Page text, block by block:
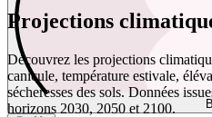
Projections
Découvrez les projections
canicule, température estivale,
sécheresses des sols. Données
horizons 2030, 2050 et 2100.